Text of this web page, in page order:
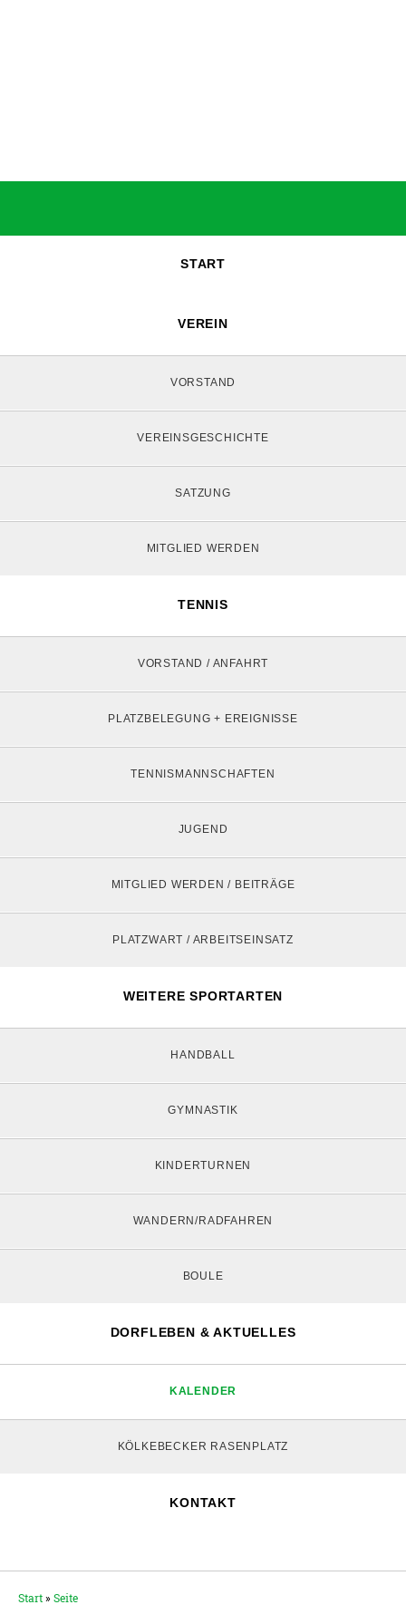
START
VEREIN
VORSTAND
VEREINSGESCHICHTE
SATZUNG
MITGLIED WERDEN
TENNIS
VORSTAND / ANFAHRT
PLATZBELEGUNG + EREIGNISSE
TENNISMANNSCHAFTEN
JUGEND
MITGLIED WERDEN / BEITRÄGE
PLATZWART / ARBEITSEINSATZ
WEITERE SPORTARTEN
HANDBALL
GYMNASTIK
KINDERTURNEN
WANDERN/RADFAHREN
BOULE
DORFLEBEN & AKTUELLES
KALENDER
KÖLKEBECKER RASENPLATZ
KONTAKT
Start»Seite